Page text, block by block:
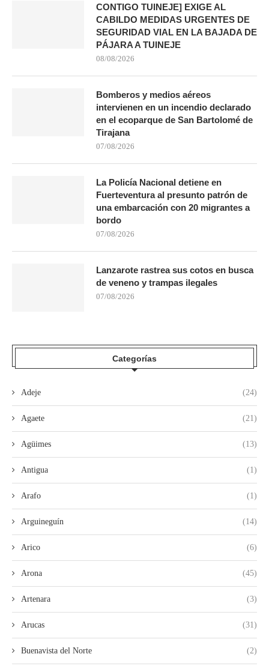
CONTIGO TUINEJE] EXIGE AL
CABILDO MEDIDAS URGENTES DE
SEGURIDAD VIAL EN LA BAJADA DE
PÁJARA A TUINEJE
08/08/2026
Bomberos y medios aéreos
intervienen en un incendio declarado
en el ecoparque de San Bartolomé de
Tirajana
07/08/2026
La Policía Nacional detiene en
Fuerteventura al presunto patrón de
una embarcación con 20 migrantes a
bordo
07/08/2026
Lanzarote rastrea sus cotos en busca
de veneno y trampas ilegales
07/08/2026
Categorías
Adeje (24)
Agaete (21)
Agüimes (13)
Antigua (1)
Arafo (1)
Arguineguín (14)
Arico (6)
Arona (45)
Artenara (3)
Arucas (31)
Buenavista del Norte (2)